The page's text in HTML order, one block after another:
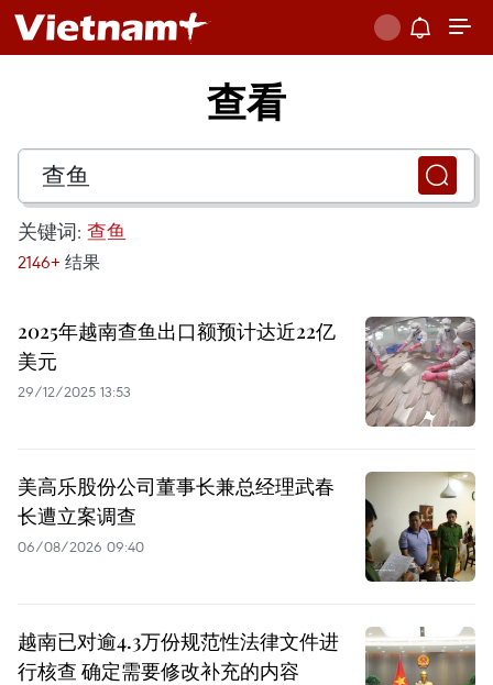
查看
关键词: 查鱼
2146+ 结果
2025年越南查鱼出口额预计达近22亿
美元
29/12/2025 13:53
美高乐股份公司董事长兼总经理武春
长遭立案调查
06/08/2026 09:40
越南已对逾4.3万份规范性法律文件进
行核查 确定需要修改补充的内容